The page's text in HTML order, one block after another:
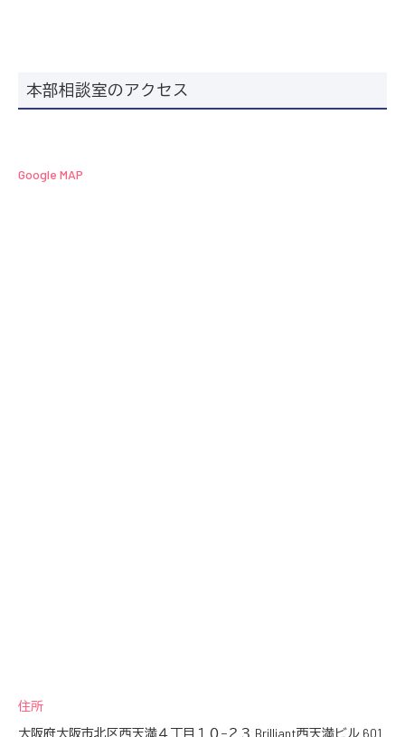
本部相談室のアクセス
Google MAP
住所
大阪府大阪市北区西天満４丁目１０−２３ Brilliant西天満ビル 601